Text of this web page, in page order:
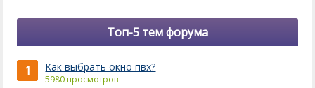
Топ-5 тем форума
1 Как выбрать окно пвх?
5980 просмотров